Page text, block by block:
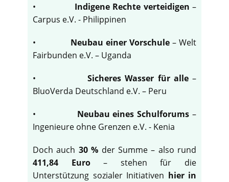
• Indigene Rechte verteidigen –
Carpus e.V. - Philippinen
• Neubau einer Vorschule – Welt
Fairbunden e.V. – Uganda
•Sicheres Wasser für alle–
BluoVerda Deutschland e.V. – Peru
• Neubau eines Schulforums –
Ingenieure ohne Grenzen e.V. - Kenia
Doch auch 30 % der Summe – also rund
411,84 Euro– stehen für die
Unterstützung sozialer Initiativen hier in